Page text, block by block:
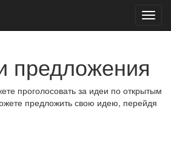
предложения
проголосовать за идеи по открытым
предложить свою идею, перейдя